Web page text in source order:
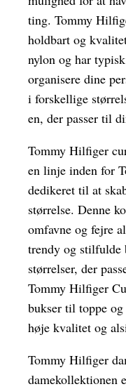
ting. Tommy
holdbart og
nylon og har
organisere dine
i forskellige
en, der passer til
Tommy Hilfiger
en linje inden for
dedikeret til at
størrelse. Denne
omfavne og fejre
trendy og stilfulde
størrelser, der
Tommy Hilfiger
bukser til toppe
høje kvalitet og
Tommy Hilfiger
damekollektionen